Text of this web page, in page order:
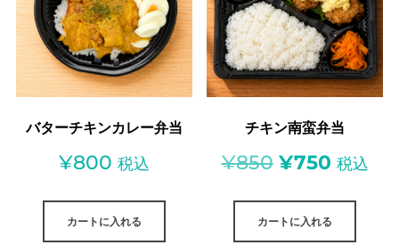
バターチキンカレー弁当
¥800 税込
カートに入れる
チキン南蛮弁当
¥850 元
の
価
¥750現
在
の
税込
カートに入れる